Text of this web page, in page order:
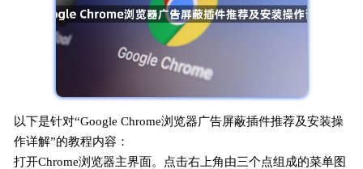
以下是针对“Google Chrome浏览器广告屏蔽插件推荐及安装操
作详解”的教程内容：
打开Chrome浏览器主界面。点击右上角由三个点组成的菜单图